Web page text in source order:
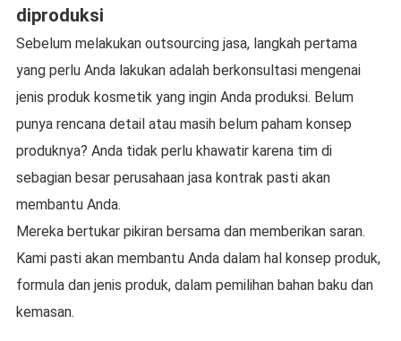
diproduksi
Sebelum melakukan outsourcing jasa, langkah pertama
yang perlu Anda lakukan adalah berkonsultasi mengenai
jenis produk kosmetik yang ingin Anda produksi. Belum
punya rencana detail atau masih belum paham konsep
produknya? Anda tidak perlu khawatir karena tim di
sebagian besar perusahaan jasa kontrak pasti akan
membantu Anda.
Mereka bertukar pikiran bersama dan memberikan saran.
Kami pasti akan membantu Anda dalam hal konsep produk,
formula dan jenis produk, dalam pemilihan bahan baku dan
kemasan.